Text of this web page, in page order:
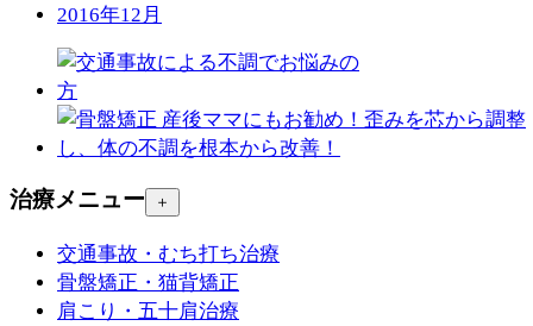
2016年12月
治療メニュー ＋
交通事故・むち打ち治療
骨盤矯正・猫背矯正
肩こり・五十肩治療